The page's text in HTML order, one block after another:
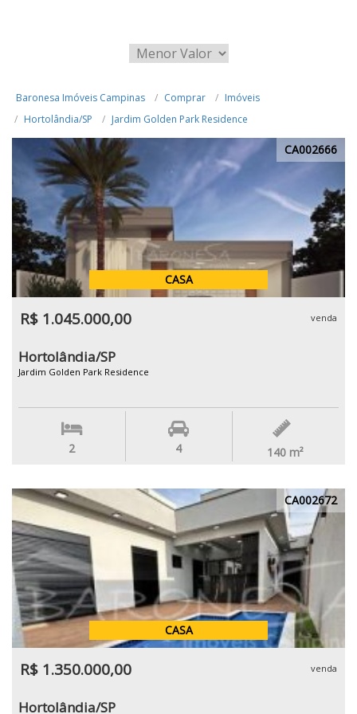
Baronesa Imóveis Campinas Comprar
Imóveis
Hortolândia/SP
Jardim Golden Park Residence
CA002666
CASA
R$ 1.045.000,00 venda
Hortolândia/SP
Jardim Golden Park Residence
2 4 140 m²
CA002672
CASA
R$ 1.350.000,00 venda
Hortolândia/SP